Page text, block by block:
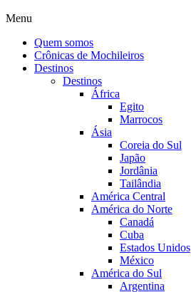
Menu
Quem somos
Crônicas de Mochileiros
Destinos
Destinos
África
Egito
Marrocos
Ásia
Coreia do Sul
Japão
Jordânia
Tailândia
América Central
América do Norte
Canadá
Cuba
Estados Unidos
México
América do Sul
Argentina